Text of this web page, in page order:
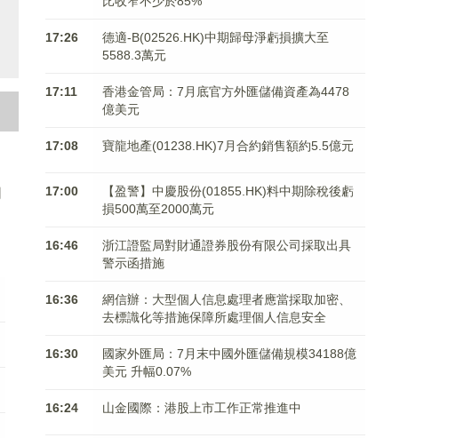
17:26
德適-B(02526.HK)中期歸母淨虧損擴大至
5588.3萬元
17:11
香港金管局：7月底官方外匯儲備資產為4478
億美元
17:08 寶龍地產(01238.HK)7月合約銷售額約5.5億元
17:00
【盈警】中慶股份(01855.HK)料中期除稅後虧
損500萬至2000萬元
16:46
浙江證監局對財通證券股份有限公司採取出具
警示函措施
16:36
網信辦：大型個人信息處理者應當採取加密、
去標識化等措施保障所處理個人信息安全
16:30
國家外匯局：7月末中國外匯儲備規模34188億
美元 升幅0.07%
16:24 山金國際：港股上市工作正常推進中